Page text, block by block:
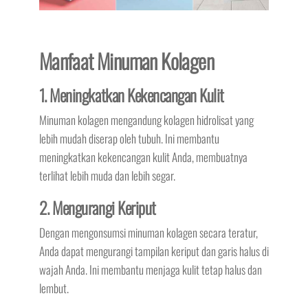
Manfaat Minuman Kolagen
1. Meningkatkan Kekencangan Kulit
Minuman kolagen mengandung kolagen hidrolisat yang
lebih mudah diserap oleh tubuh. Ini membantu
meningkatkan kekencangan kulit Anda, membuatnya
terlihat lebih muda dan lebih segar.
2. Mengurangi Keriput
Dengan mengonsumsi minuman kolagen secara teratur,
Anda dapat mengurangi tampilan keriput dan garis halus di
wajah Anda. Ini membantu menjaga kulit tetap halus dan
lembut.